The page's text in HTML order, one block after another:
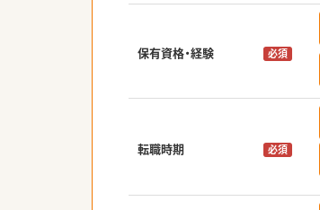
保有資格・経験 必須
転職時期 必須